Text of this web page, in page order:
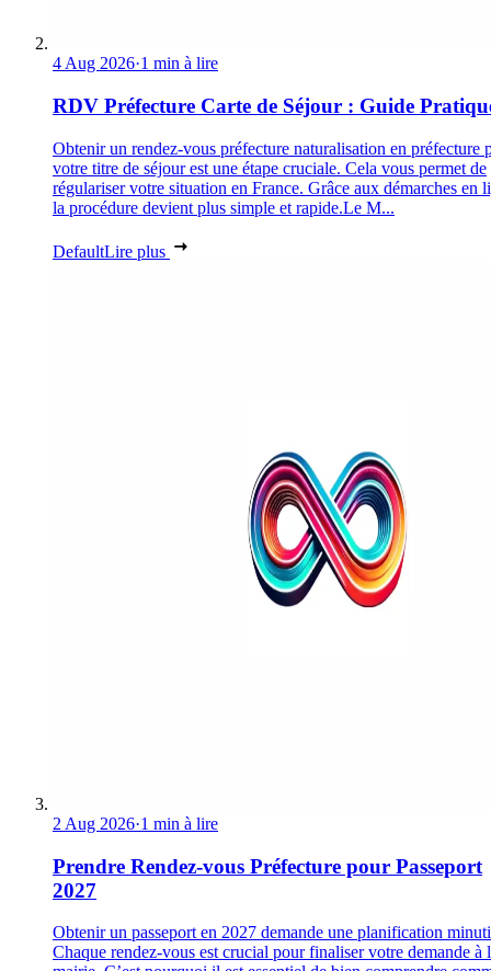
4 Aug 2026·1 min à lire
RDV Préfecture Carte de Séjour : Guide
Obtenir un rendez-vous préfecture naturalisation en préfecture
votre titre de séjour est une étape cruciale. Cela vous permet de
régulariser votre situation en France. Grâce aux démarches en
la procédure devient plus simple et rapide.Le M...
DefaultLire plus
2 Aug 2026·1 min à lire
Prendre Rendez-vous Préfecture pour Passeport
2027
Obtenir un passeport en 2027 demande une planification
Chaque rendez-vous est crucial pour finaliser votre demande à